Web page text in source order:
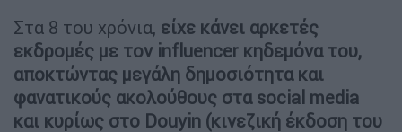
Στα 8 του χρόνια, είχε κάνει αρκετές
εκδρομές με τον influencer κηδεμόνα του,
αποκτώντας μεγάλη δημοσιότητα και
φανατικούς ακολούθους στα social media
και κυρίως στο Douyin (κινεζική έκδοση του